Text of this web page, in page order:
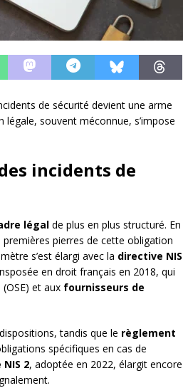
de sécurité devient une arme
légale, souvent méconnue, s’impose
incidents de
légal de plus en plus structuré. En
premières pierres de cette obligation
s’est élargi avec la directive NIS
en droit français en 2018, qui
(OSE) et aux fournisseurs de
tandis que le règlement
spécifiques en cas de
2, adoptée en 2022, élargit encore